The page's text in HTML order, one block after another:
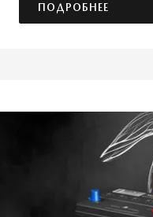
ПОДРОБНЕЕ